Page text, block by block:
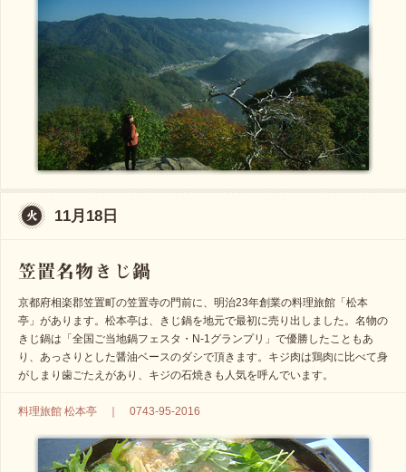
11月18日
京都府相楽郡笠置町の笠置寺の門前に、明治23年創業の料理旅館「松本
亭」があります。松本亭は、きじ鍋を地元で最初に売り出しました。名物の
きじ鍋は「全国ご当地鍋フェスタ・N-1グランプリ」で優勝したこともあ
り、あっさりとした醤油ベースのダシで頂きます。キジ肉は鶏肉に比べて身
がしまり歯ごたえがあり、キジの石焼きも人気を呼んでいます。
料理旅館 松本亭 ｜ 0743-95-2016